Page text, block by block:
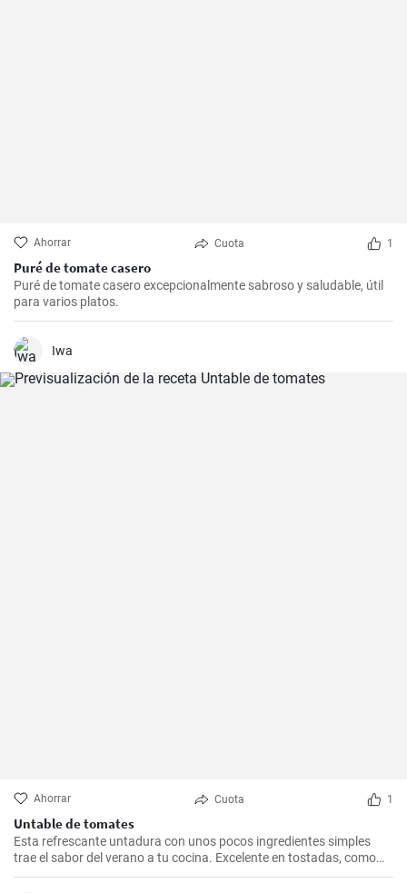
Ahorrar Cuota 1
Puré de tomate casero
Puré de tomate casero excepcionalmente sabroso y saludable, útil
para varios platos.
Iwa
Ahorrar Cuota 1
Untable de tomates
Esta refrescante untadura con unos pocos ingredientes simples
trae el sabor del verano a tu cocina. Excelente en tostadas, como
dip para palitos de verduras o como una tapa de pan.